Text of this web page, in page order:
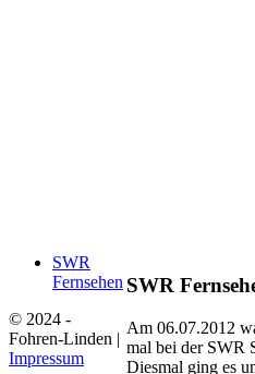
SWR
Am 06.07.2012
mal bei der SWR
Diesmal ging es
SWR
Fernsehen
© 2024 -
Fohren-Linden |
Impressum